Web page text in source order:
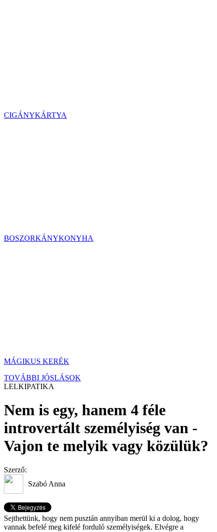
CIGÁNYKÁRTYA
BOSZORKÁNYKONYHA
MÁGIKUS KERÉK
TOVÁBBI JÓSLÁSOK
LELKIPATIKA
Nem is egy, hanem 4 féle
introvertált személyiség van -
Vajon te melyik vagy közülük?
Szerző:
Szabó Anna
Sejthettünk, hogy nem pusztán annyiban merül ki a dolog, hogy
vannak befelé meg kifelé forduló személyiségek. Elvégre a